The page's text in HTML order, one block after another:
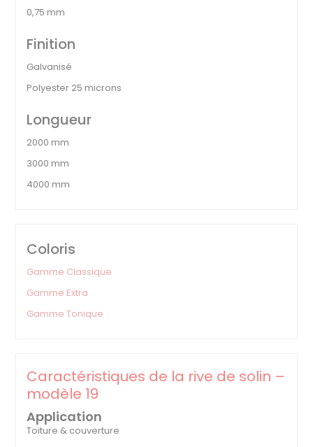
0,75 mm
Finition
Galvanisé
Polyester 25 microns
Longueur
2000 mm
3000 mm
4000 mm
Coloris
Gamme Classique
Gamme Extra
Gamme Tonique
Caractéristiques de la rive de solin –
modèle 19
Application
Toiture & couverture